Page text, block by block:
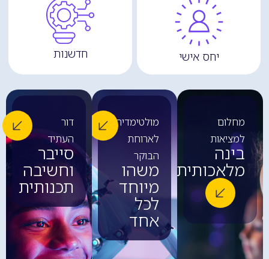
יחס אישי חדשנות
מחלום
למציאות
בינה
מלאכותית
מולטימדיה
לארוחת
הבוקר
משהו
מיוחד
לכל
אחד
דור
העתיד
סייבר
וחשיבה
תכנותית